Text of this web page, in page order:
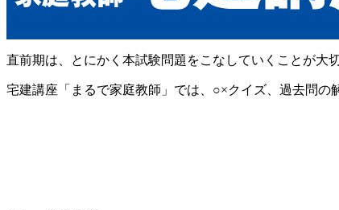
直前期は、とにかく本試験問題をこなしていくことが大切
宅建講座「まるで家庭教師」では、○×クイズ、過去問の